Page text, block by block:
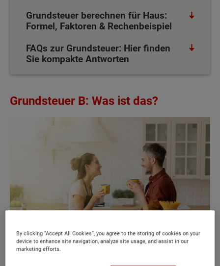
Grundsteuer berechnen für Haus:
Formel, Faktoren & Rechenbeispiel
FAQs zur Grundsteuer: Hier finden
Sie kompakte Antworten
Grundsteuer B: Was ist das?
By clicking “Accept All Cookies”, you agree to the storing of cookies on your
device to enhance site navigation, analyze site usage, and assist in our
marketing efforts.